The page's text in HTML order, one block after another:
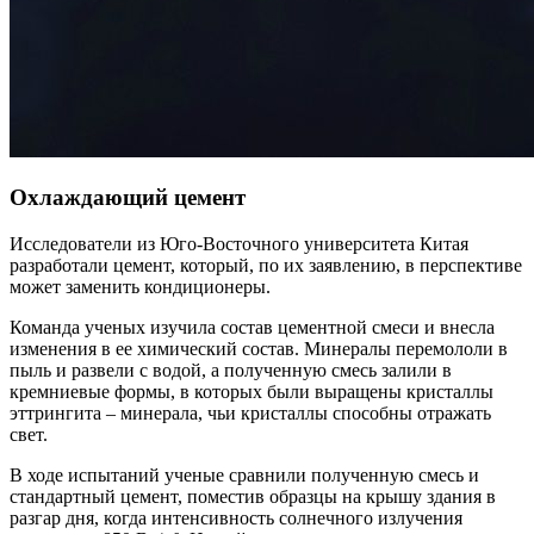
Охлаждающий цемент
Исследователи из Юго-Восточного университета Китая
разработали цемент, который, по их заявлению, в перспективе
может заменить кондиционеры.
Команда ученых изучила состав цементной смеси и внесла
изменения в ее химический состав. Минералы перемололи в
пыль и развели с водой, а полученную смесь залили в
кремниевые формы, в которых были выращены кристаллы
эттрингита – минерала, чьи кристаллы способны отражать
свет.
В ходе испытаний ученые сравнили полученную смесь и
стандартный цемент, поместив образцы на крышу здания в
разгар дня, когда интенсивность солнечного излучения